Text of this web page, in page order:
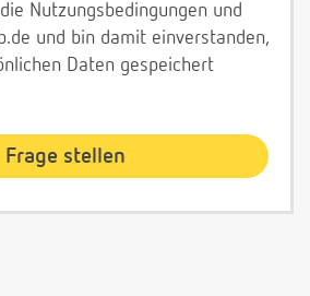
Nutzungsbedingungen und
und bin damit einverstanden,
Daten gespeichert